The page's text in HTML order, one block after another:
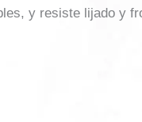
y resiste lijado y